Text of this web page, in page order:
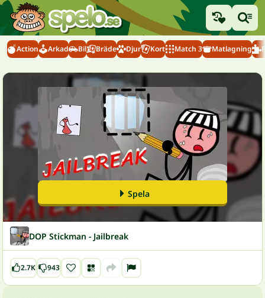
Action Arkad Bil Bräde Djur Kort Match 3 Matlagning
Spela
DOP Stickman - Jailbreak
2.7K 943